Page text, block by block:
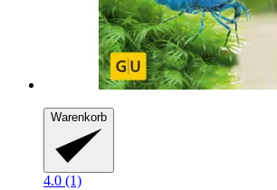
Warenkorb
4.0 (1)